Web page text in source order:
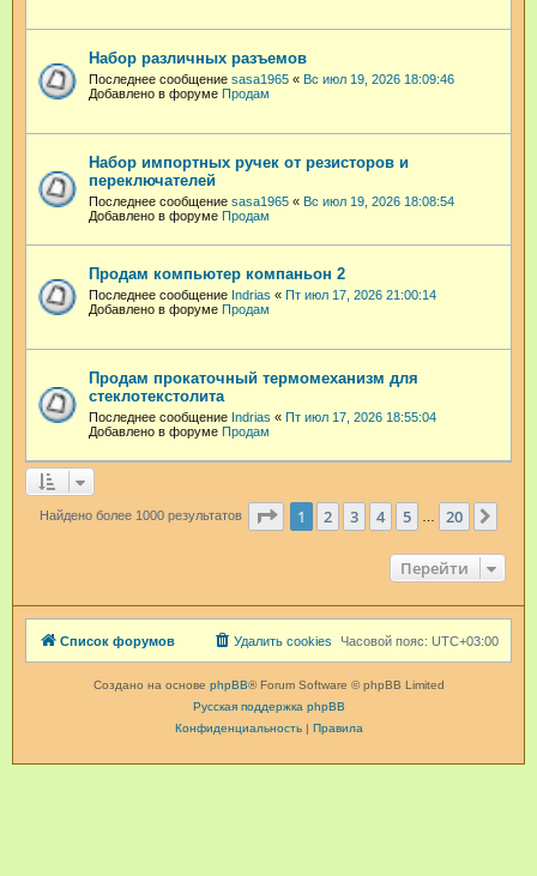
Набор различных разъемов
Последнее сообщение sasa1965 « Вс июл 19, 2026 18:09:46
Добавлено в форуме Продам
Набор импортных ручек от резисторов и
переключателей
Последнее сообщение sasa1965 « Вс июл 19, 2026 18:08:54
Добавлено в форуме Продам
Продам компьютер компаньон 2
Последнее сообщение Indrias « Пт июл 17, 2026 21:00:14
Добавлено в форуме Продам
Продам прокаточный термомеханизм для
стеклотекстолита
Последнее сообщение Indrias « Пт июл 17, 2026 18:55:04
Добавлено в форуме Продам
Найдено более 1000 результатов Страница из 20
1 2 3 4 5 20
Перейти
Список форумов Часовой пояс: UTC+03:00
Удалить cookies
Создано на основе phpBB® Forum Software © phpBB Limited
Русская поддержка phpBB
Конфиденциальность| Правила